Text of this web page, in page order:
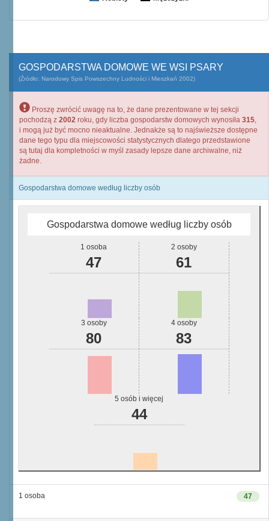
GOSPODARSTWA DOMOWE WE WSI PSARY
(Źródło: Narodowy Spis Powszechny Ludności i Mieszkań 2002)
Proszę zwrócić uwagę na to, że dane prezentowane w tej sekcji
pochodzą z 2002 roku, gdy liczba gospodarstw domowych wynosiła 315,
i mogą już być mocno nieaktualne. Jednakże są to najświeższe dostępne
dane tego typu dla miejscowości statystycznych dlatego przedstawione
są tutaj dla kompletności w myśl zasady lepsze dane archiwalne, niż
żadne.
Gospodarstwa domowe według liczby osób
Gospodarstwa domowe według liczby osób
1 osoba
47
2 osoby
61
3 osoby
80
4 osoby
83
5 osób i więcej
44
47
1 osoba